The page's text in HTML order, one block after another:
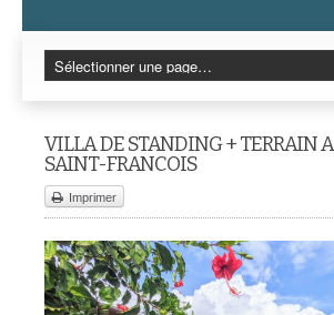
VILLA DE STANDING + TERRAIN
SAINT-FRANCOIS
Imprimer